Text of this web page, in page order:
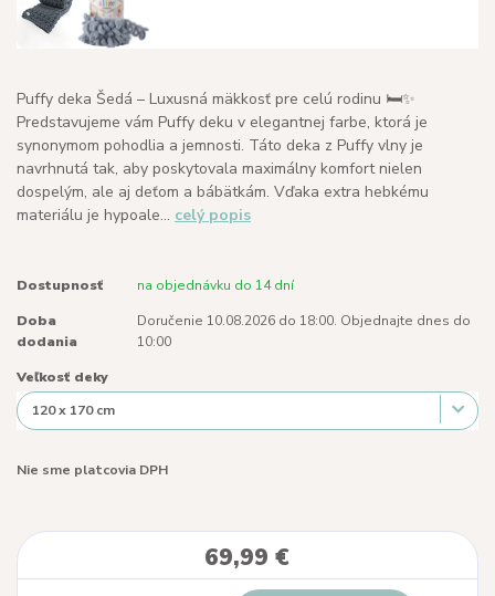
Puffy deka Šedá – Luxusná mäkkosť pre celú rodinu 🛏️✨
Predstavujeme vám Puffy deku v elegantnej farbe, ktorá je
synonymom pohodlia a jemnosti. Táto deka z Puffy vlny je
navrhnutá tak, aby poskytovala maximálny komfort nielen
dospelým, ale aj deťom a bábätkám. Vďaka extra hebkému
materiálu je hypoale... celý popis
Dostupnosť na objednávku do 14 dní
Doba
dodania
Doručenie 10.08.2026 do 18:00. Objednajte dnes do
10:00
Veľkosť deky
Nie sme platcovia DPH
69,99 €